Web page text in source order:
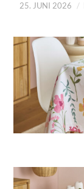
25. JUNI 2026